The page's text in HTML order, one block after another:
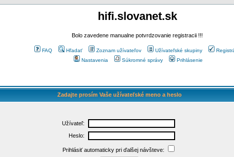
hifi.slovanet.sk
Bolo zavedene manualne potvrdzovanie registracii !!!
FAQ Hľadať Zoznam užívateľov Užívateľské skupiny
Nastavenia
Súkromné správy Prihlásenie
Zadajte prosím Vaše užívateľské meno a heslo
Užívateľ:
Heslo:
Prihlásiť automaticky pri ďalšej návšteve: